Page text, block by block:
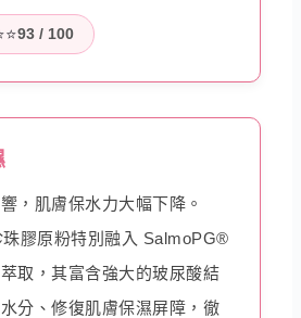
93 / 100
，肌膚保水力大幅下降。
珠膠原粉特別融入 SalmoPG®
取，其富含強大的玻尿酸結
分、修復肌膚保濕屏障，徹